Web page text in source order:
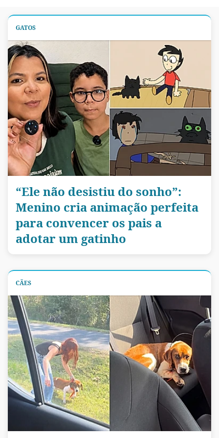
GATOS
“Ele não desistiu do sonho”:
Menino cria animação perfeita
para convencer os pais a
adotar um gatinho
CÃES